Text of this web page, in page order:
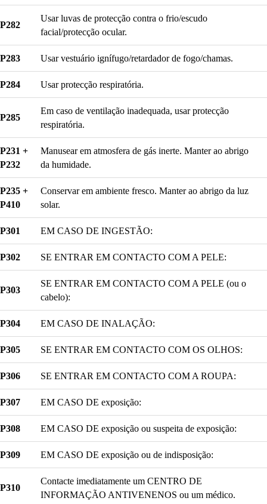
P282
Usar luvas de protecção contra o frio/escudo
facial/protecção ocular.
P283 Usar vestuário ignífugo/retardador de fogo/chamas.
P284 Usar protecção respiratória.
P285
Em caso de ventilação inadequada, usar protecção
respiratória.
P231 +
P232
Manusear em atmosfera de gás inerte. Manter ao abrigo
da humidade.
P235 +
P410
Conservar em ambiente fresco. Manter ao abrigo da luz
solar.
P301 EM CASO DE INGESTÃO:
P302 SE ENTRAR EM CONTACTO COM A PELE:
P303
SE ENTRAR EM CONTACTO COM A PELE (ou o
cabelo):
P304 EM CASO DE INALAÇÃO:
P305 SE ENTRAR EM CONTACTO COM OS OLHOS:
P306 SE ENTRAR EM CONTACTO COM A ROUPA:
P307 EM CASO DE exposição:
P308 EM CASO DE exposição ou suspeita de exposição:
P309 EM CASO DE exposição ou de indisposição:
P310
Contacte imediatamente um CENTRO DE
INFORMAÇÃO ANTIVENENOS ou um médico.